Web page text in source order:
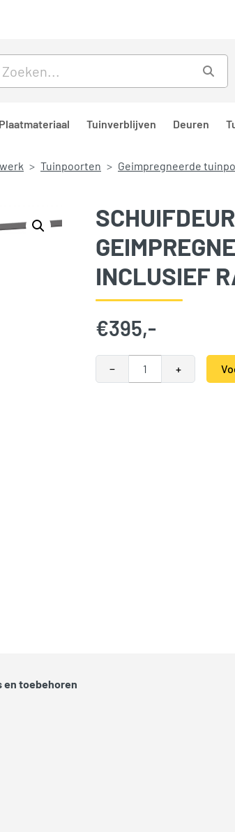
Tuinverblijven Deuren
Tuinpoorten
Geimpregneerde
INCLUSIEF
€395,-
−
Schuifdeur zwart
+
en toebehoren